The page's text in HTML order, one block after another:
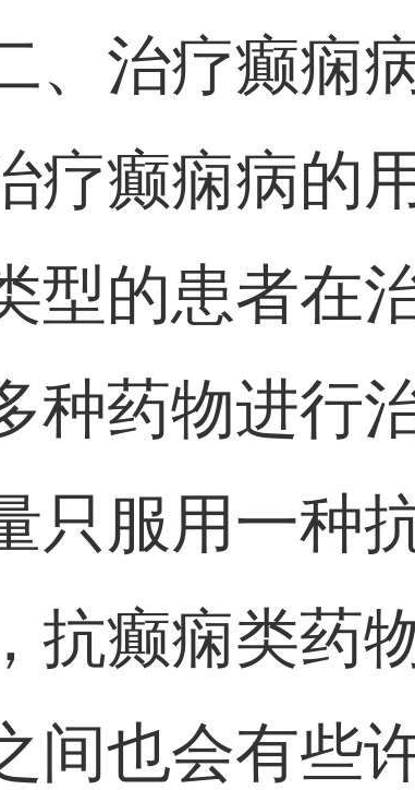
、治疗癫痫
疗癫痫病的
型的患者在
种药物进行
只服用一种
抗癫痫类药
间也会有些